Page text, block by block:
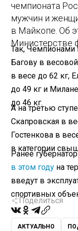
чемпионата
мужчин и
в Майкопе. Об
Министерстве
Так, Чемпионами
Багову в
в весе до 62 кг,
до 49 кг и
до 46 кг.
А на третью
Скапровская в
Гостенкова в
в категории
Ранее
в этом году на
введут в
спортивных
Поделиться
АКТУАЛЬНО